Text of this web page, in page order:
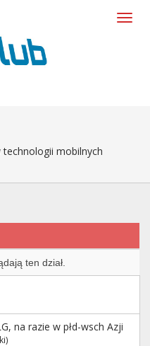
mobilnych
ten dział.
na razie w płd-wsch Azji